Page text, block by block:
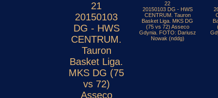
21
20150103
DG - HWS
CENTRUM.
Tauron
Basket Liga.
MKS DG (75
vs 72)
Asseco
22
20150103 DG - HWS
CENTRUM. Tauron
Basket Liga. MKS DG
(75 vs 72) Asseco
Gdynia. FOTO: Dariusz
Nowak (nddg)